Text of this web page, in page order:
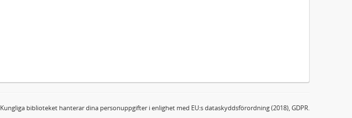
Kungliga biblioteket hanterar dina personuppgifter i enlighet med EU:s dataskyddsförordning (2018), GDPR.